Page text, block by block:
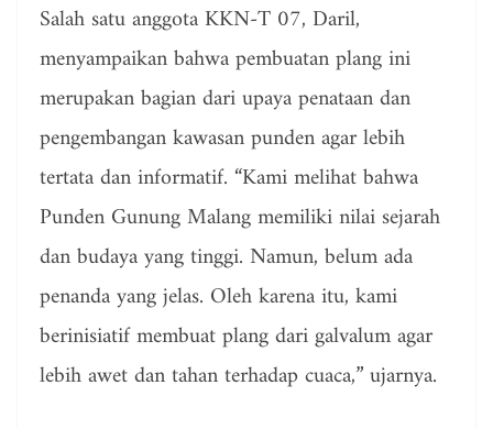
Salah satu anggota KKN-T 07, Daril,
menyampaikan bahwa pembuatan plang ini
merupakan bagian dari upaya penataan dan
pengembangan kawasan punden agar lebih
tertata dan informatif. “Kami melihat bahwa
Punden Gunung Malang memiliki nilai sejarah
dan budaya yang tinggi. Namun, belum ada
penanda yang jelas. Oleh karena itu, kami
berinisiatif membuat plang dari galvalum agar
lebih awet dan tahan terhadap cuaca,” ujarnya.